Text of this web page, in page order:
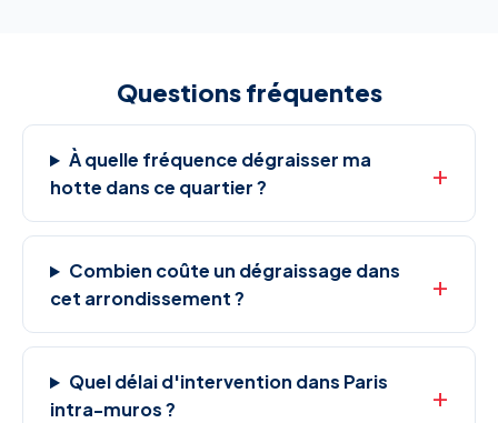
Questions fréquentes
À quelle fréquence dégraisser ma
hotte dans ce quartier ?
Combien coûte un dégraissage dans
cet arrondissement ?
Quel délai d'intervention dans Paris
intra-muros ?